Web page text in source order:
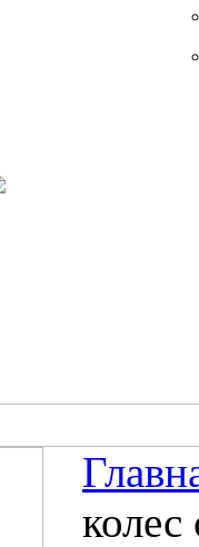
колес